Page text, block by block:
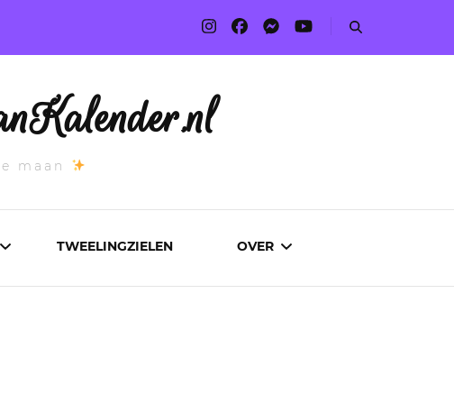
maan
TWEELINGZIELEN OVER